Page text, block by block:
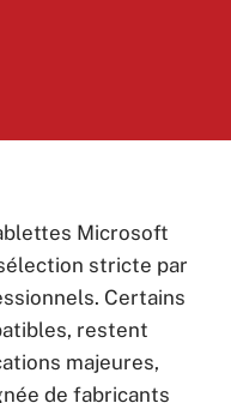
Microsoft
stricte par
Certains
restent
majeures,
de fabricants